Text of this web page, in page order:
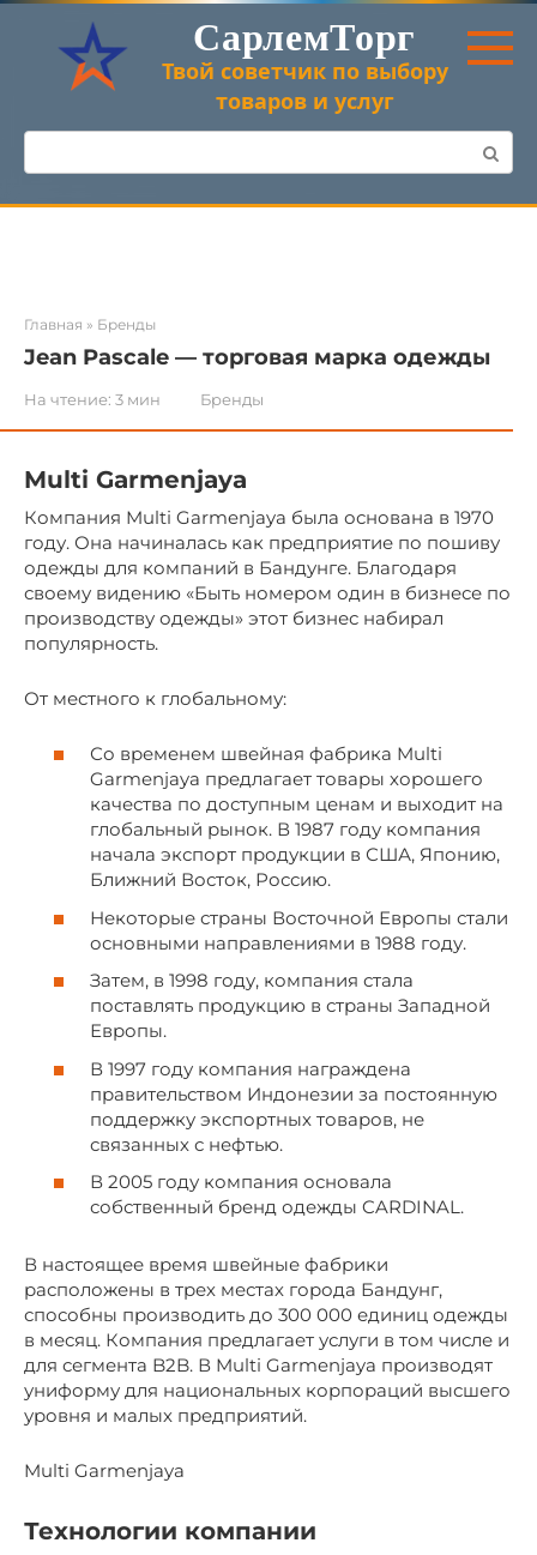
Перейти
контенту
СарлемТорг
Твой советчик по выбору
товаров и услуг
Поиск:
Главная » Бренды
Jean Pascale — торговая марка одежды
На чтение: 3 мин Бренды
Multi Garmenjaya
Компания Multi Garmenjaya была основана в 1970
году. Она начиналась как предприятие по пошиву
одежды для компаний в Бандунге. Благодаря
своему видению «Быть номером один в бизнесе по
производству одежды» этот бизнес набирал
популярность.
От местного к глобальному:
Со временем швейная фабрика Multi
Garmenjaya предлагает товары хорошего
качества по доступным ценам и выходит на
глобальный рынок. В 1987 году компания
начала экспорт продукции в США, Японию,
Ближний Восток, Россию.
Некоторые страны Восточной Европы стали
основными направлениями в 1988 году.
Затем, в 1998 году, компания стала
поставлять продукцию в страны Западной
Европы.
В 1997 году компания награждена
правительством Индонезии за постоянную
поддержку экспортных товаров, не
связанных с нефтью.
В 2005 году компания основала
собственный бренд одежды CARDINAL.
В настоящее время швейные фабрики
расположены в трех местах города Бандунг,
способны производить до 300 000 единиц одежды
в месяц. Компания предлагает услуги в том числе и
для сегмента B2B. В Multi Garmenjaya производят
униформу для национальных корпораций высшего
уровня и малых предприятий.
Multi Garmenjaya
Технологии компании